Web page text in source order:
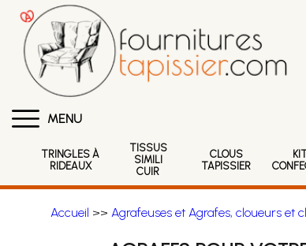
MENU
TRINGLES À
RIDEAUX
TISSUS
SIMILI
CUIR
CLOUS
TAPISSIER
Accueil >> Agrafeuses et Agrafes, cloueurs et